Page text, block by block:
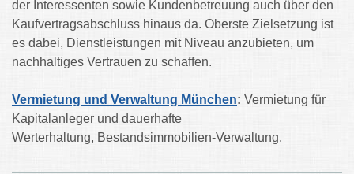
der Interessenten sowie Kundenbetreuung auch über den
Kaufvertragsabschluss hinaus da. Oberste Zielsetzung ist
es dabei, Dienstleistungen mit Niveau anzubieten, um
nachhaltiges Vertrauen zu schaffen.
Vermietung und Verwaltung München: Vermietung für
Kapitalanleger und dauerhafte
Werterhaltung, Bestandsimmobilien-Verwaltung.